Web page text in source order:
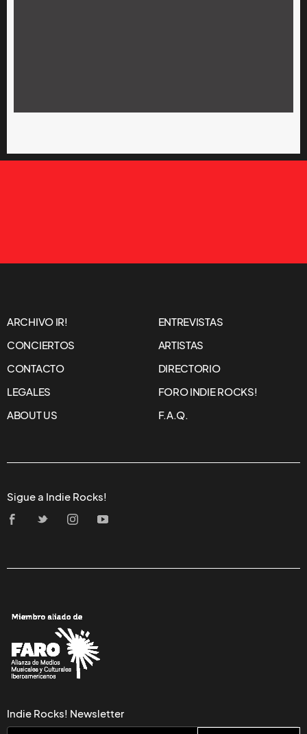
ARCHIVO IR!
ENTREVISTAS
CONCIERTOS
ARTISTAS
CONTACTO
DIRECTORIO
LEGALES
FORO INDIE ROCKS!
ABOUT US
F.A.Q.
Sigue a Indie Rocks!
Indie Rocks! Newsletter